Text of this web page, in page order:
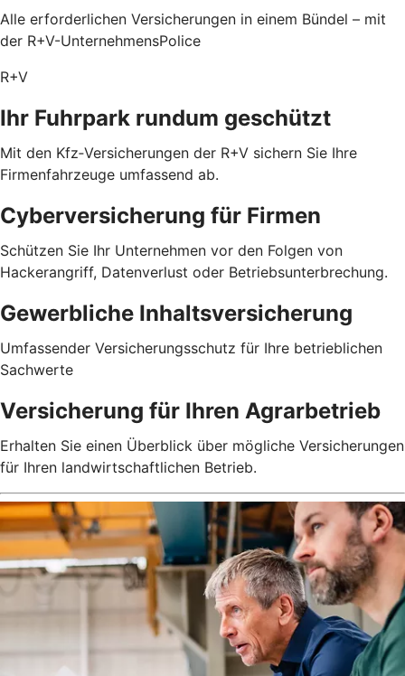
Alle erforderlichen Versicherungen in einem Bündel – mit
der R+V-UnternehmensPolice
R+V
Ihr Fuhrpark rundum geschützt
Mit den Kfz‑Versicherungen der R+V sichern Sie Ihre
Firmenfahrzeuge umfassend ab.
Cyberversicherung für Firmen
Schützen Sie Ihr Unternehmen vor den Folgen von
Hackerangriff, Datenverlust oder Betriebsunterbrechung.
Gewerbliche Inhaltsversicherung
Umfassender Versicherungsschutz für Ihre betrieblichen
Sachwerte
Versicherung für Ihren Agrarbetrieb
Erhalten Sie einen Überblick über mögliche Versicherungen
für Ihren landwirtschaftlichen Betrieb.